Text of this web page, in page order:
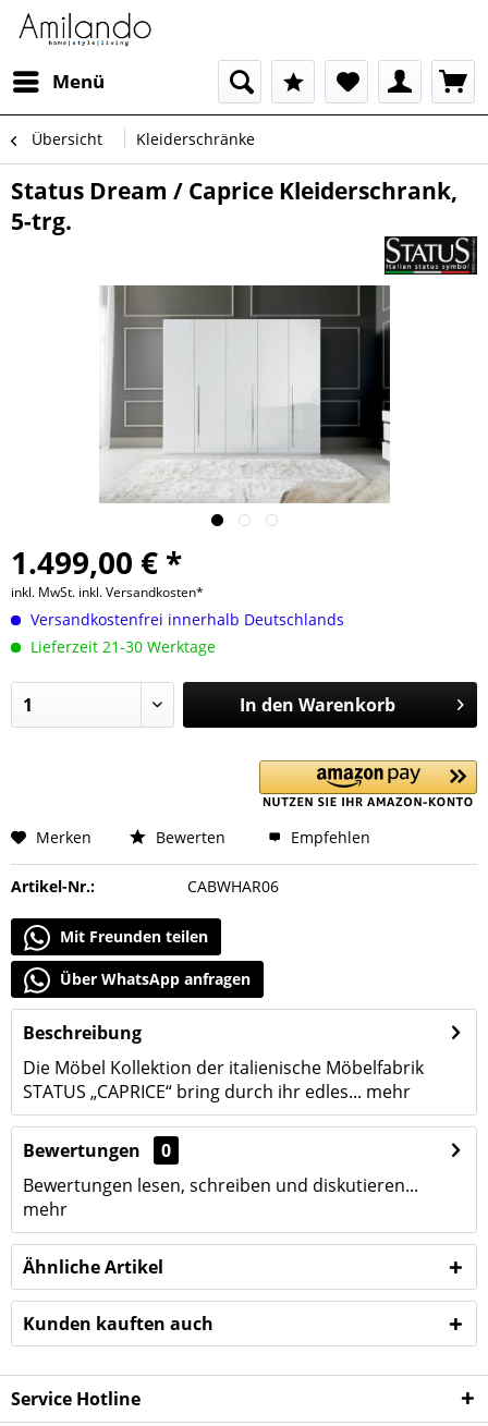
Menü
Übersicht Kleiderschränke
Status Dream / Caprice Kleiderschrank,
5-trg.
1.499,00 € *
inkl. MwSt. inkl. Versandkosten*
Versandkostenfrei innerhalb Deutschlands
Lieferzeit 21-30 Werktage
In den Warenkorb
Merken Bewerten Empfehlen
Artikel-Nr.: CABWHAR06
Mit Freunden teilen
Über WhatsApp anfragen
Beschreibung
Die Möbel Kollektion der italienische Möbelfabrik
STATUS „CAPRICE“ bring durch ihr edles... mehr
Bewertungen
0
Bewertungen lesen, schreiben und diskutieren...
mehr
Ähnliche Artikel
Kunden kauften auch
Service Hotline